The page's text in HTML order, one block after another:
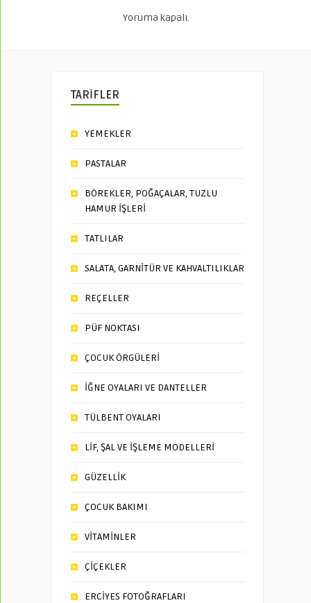
Yoruma kapalı.
TARİFLER
YEMEKLER
PASTALAR
BÖREKLER, POĞAÇALAR, TUZLU
HAMUR İŞLERİ
TATLILAR
SALATA, GARNİTÜR VE KAHVALTILIKLAR
REÇELLER
PÜF NOKTASI
ÇOCUK ÖRGÜLERİ
İĞNE OYALARI VE DANTELLER
TÜLBENT OYALARI
LİF, ŞAL VE İŞLEME MODELLERİ
GÜZELLİK
ÇOCUK BAKIMI
VİTAMİNLER
ÇİÇEKLER
ERCİYES FOTOĞRAFLARI